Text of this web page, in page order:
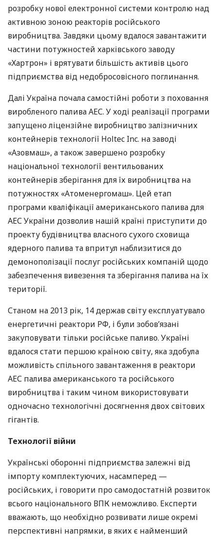
розробку нової електронної системи контролю над
активною зоною реакторів російського
виробництва. Завдяки цьому вдалося завантажити
частини потужностей харківського заводу
«Хартрон» і врятувати більшість активів цього
підприємства від недобросовісного поглинання.
Далі Україна почала самостійні роботи з поховання
виробленого паливаАЕС. У ході реалізації програми
запущено ліцензійне виробництво залізничних
контейнерів технології Holtec Inc. на заводі
«Азовмаш», а також завершено розробку
національної технології вентильованих
контейнерів зберігання для їх виробництва на
потужностях «Атоменергомаш». Цей етап
програми кваліфікації американського палива для
АЕСУкраїни дозволив нашій країні приступити до
проекту будівництва власного сухого сховища
ядерного палива та впритул наблизитися до
демонополізації послуг російських компаній щодо
забезпечення вивезення та зберігання палива на їх
території.
Станом на 2013 рік, 14 держав світу експлуатувало
енергетичні реактори РФ, і були зобов’язані
закуповувати тільки російське паливо. Україні
вдалося стати першою країною світу, яка здобула
можливість спільного завантаження в реактори
АЕС палива американського та російського
виробництва і таким чином використовувати
одночасно технологічні досягнення двох світових
гігантів.
Технології війни
Українські оборонні підприємства залежні від
імпорту комплектуючих, насамперед —
російських, і говорити про самодостатній розвиток
всього національного ВПК неможливо. Експерти
вважають, що необхідно розвивати лише окремі
перспективні напрямки, в яких є найменший